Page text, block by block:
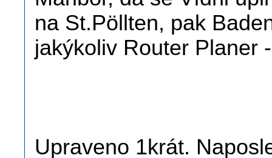
na St.Pöllten, pak
jakýkoliv Router Planer
Upraveno 1krát.